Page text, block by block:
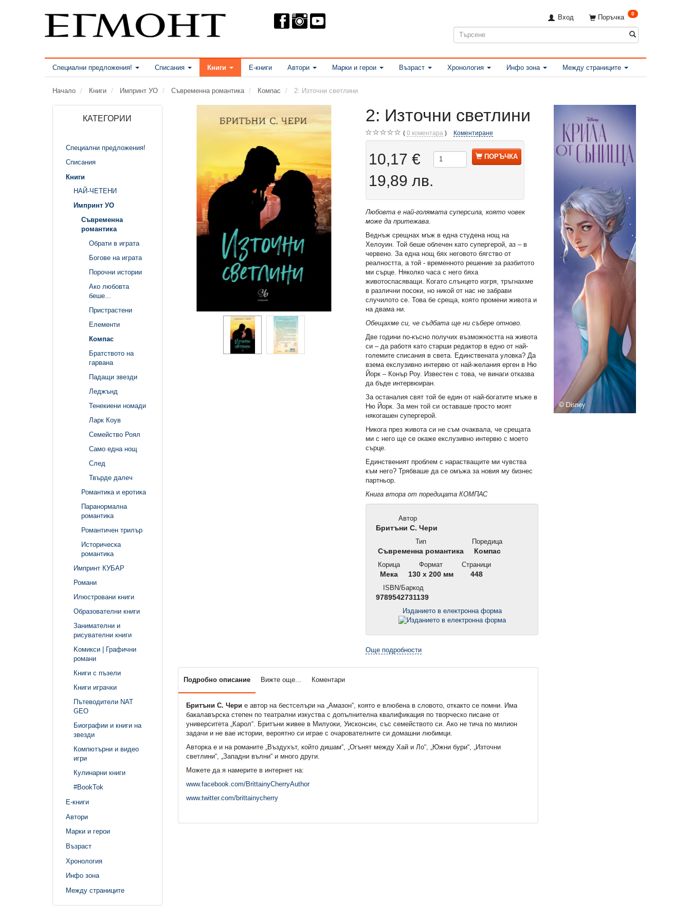
Поръчка 0
Вход
Специални предложения! Списания Книги Е-книги Автори Марки и герои Възраст Хронология Инфо зона Между страниците
Начало Книги Импринт УО Съвременна романтика Компас 2: Източни светлини
КАТЕГОРИИ
Специални предложения!
Списания
Книги
НАЙ-ЧЕТЕНИ
Импринт УО
Съвременна
романтика
Обрати в играта
Богове на играта
Порочни истории
Ако любовта
беше...
Пристрастени
Елементи
Компас
Братството на
гарвана
Падащи звезди
Леджънд
Тенекиени номади
Ларк Коув
Семейство Роял
Само една нощ
След
Твърде далеч
Романтика и еротика
Паранормална
романтика
Романтичен трилър
Историческа
романтика
Импринт КУБАР
Романи
Илюстровани книги
Образователни книги
Занимателни и
рисувателни книги
Kомикси | Графични
романи
Книги с пъзели
Книги играчки
Пътеводители NAT
GEO
Биографии и книги на
звезди
Компютърни и видео
игри
Кулинарни книги
#BookTok
Е-книги
Автори
Марки и герои
Възраст
Хронология
Инфо зона
Между страниците
2: Източни светлини
0 коментара Коментиране
10,17 €
19,89 лв.
ПОРЪЧКА
Любовта е най-голямата суперсила, която човек
може да притежава
Веднъж срещнах мъж в една студена нощ на
Хелоуин. Той беше облечен като супергерой, аз – в
червено. За една нощ бях неговото бягство от
реалността, а той - временното решение за разбитото
ми сърце. Няколко часа с него бяха
животоспасяващи. Когато слънцето изгря, тръгнахме
в различни посоки, но никой от нас не забрави
случилото се. Това бе среща, която промени живота и
на двама ни.
Обещахме си, че съдбата ще ни събере отново.
Две години по-късно получих възможността на живота
си – да работя като старши редактор в едно от най-
големите списания в света. Единствената уловка? Да
взема екслузивно интервю от най-желания ерген в Ню
Йорк – Конър Роу. Известен с това, че винаги отказва
да бъде интервюиран.
За останалия свят той бе един от най-богатите мъже в
Ню Йорк. За мен той си оставаше просто моят
някогашен супергерой.
Никога през живота си не съм очаквала, че срещата
ми с него ще се окаже екслузивно интервю с моето
сърце.
Единственият проблем с нарастващите ми чувства
към него? Трябваше да се омъжа за новия му бизнес
партньор.
Книга втора от поредицата КОМПАС
Автор
Бритъни С. Чери
Тип
Съвременна романтика
Поредица
Компас
Корица
Мека
Формат
130 x 200 мм
Страници
448
ISBN/Баркод
9789542731139
Изданието в електронна форма
Още подробности
Подробно описание Вижте още... Коментари
Бритъни С. Чери е автор на бестселъри на „Амазон“, която е влюбена в словото, откакто се помни. Има
бакалавърска степен по театрални изкуства с допълнителна квалификация по творческо писане от
университета „Карол“. Бритъни живее в Милуоки, Уисконсин, със семейството си. Ако не тича по милион
задачи и не вае истории, вероятно си играе с очарователните си домашни любимци.
Авторка е и на романите „Въздухът, който дишам“, „Огънят между Хай и Ло“, „Южни бури“, „Източни
светлини“, „Западни вълни“ и много други.
Можете да я намерите в интернет на:
www.facebook.com/BrittainyCherryAuthor
www.twitter.com/brittainycherry